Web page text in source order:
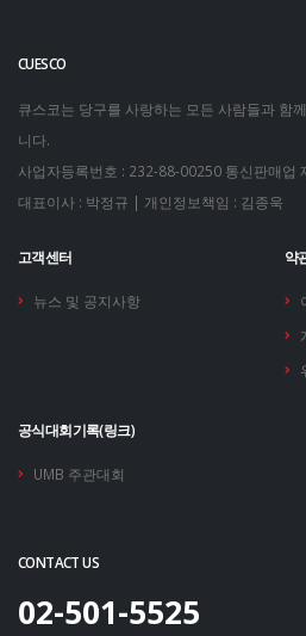
CUESCO
큐스코는 당구를 사랑하는 모든 사람들과 함
니다.
사업자등록번호 : 232-88-00250 통신판매업
대표이사 : 박정규 | 개인정보책임 : 김종욱
고객센터
뉴스 및 공지사항
약
공식대회기록(링크)
UMB 주관대회
CONTACT US
02-501-5525